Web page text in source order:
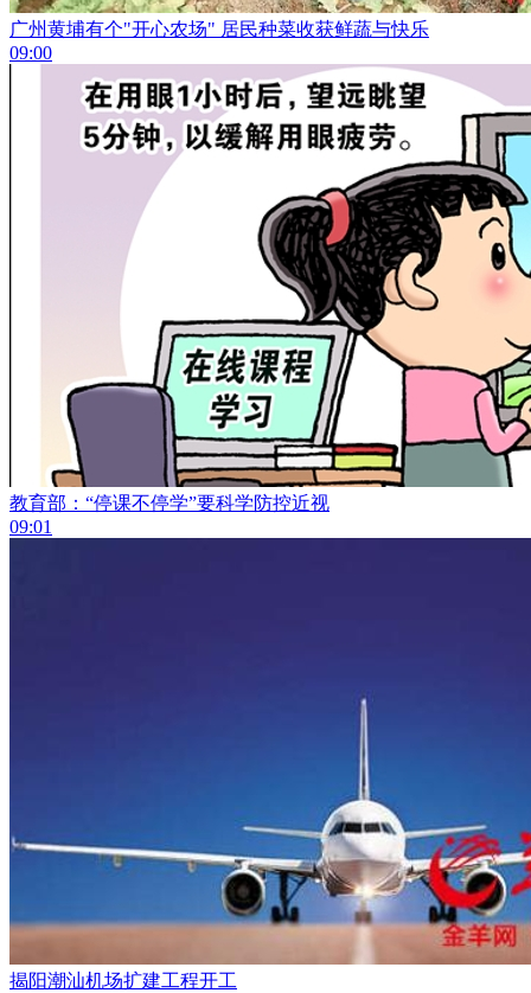
广州黄埔有个"开心农场" 居民种菜收获鲜蔬与快乐
09:00
教育部：“停课不停学”要科学防控近视
09:01
揭阳潮汕机场扩建工程开工